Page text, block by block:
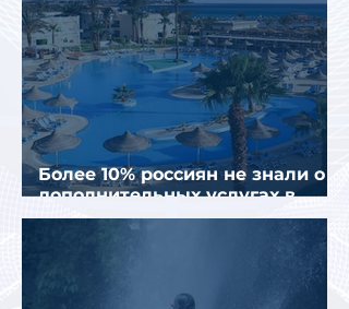
Более 10% россиян не знали о
дополнительных услугах в
отелях